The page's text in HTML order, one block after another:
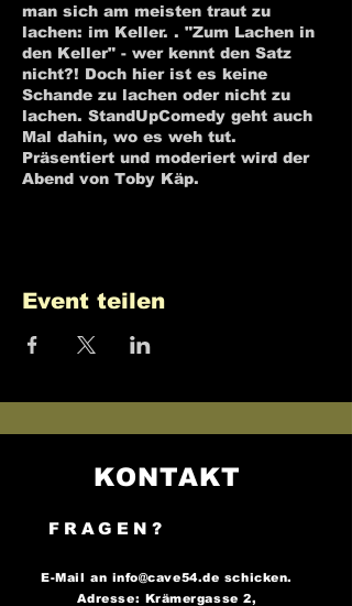
man sich am meisten traut zu
lachen: im Keller. . "Zum Lachen in
den Keller" - wer kennt den Satz
nicht?! Doch hier ist es keine
Schande zu lachen oder nicht zu
lachen. StandUpComedy geht auch
Mal dahin, wo es weh tut.
Präsentiert und moderiert wird der
Abend von Toby Käp.
Event teilen
KONTAKT
FRAGEN?
E-Mail an info@cave54.de schicken.
Adresse: Krämergasse 2,